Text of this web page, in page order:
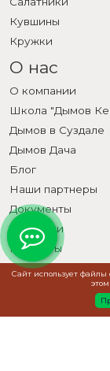
Кувшины
Кружки
О нас
О компании
Школа "Дымов
Дымов в Суздале
Дымов Дача
Блог
Наши партнеры
Документы
Вакансии
Контакты
Сайт использует